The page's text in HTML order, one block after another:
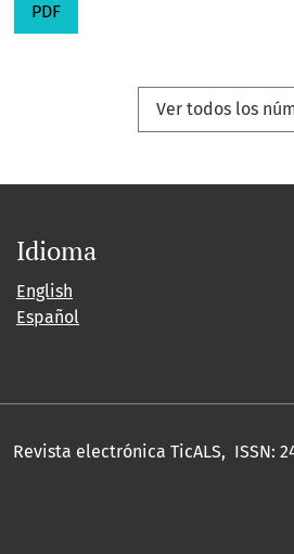
PDF
Ver todos los
Idioma
English
Español
Revista electrónica TicALS, ISSN: